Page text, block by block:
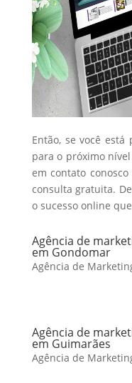
Então, se você
para o próximo
em contato
consulta gratuita.
o sucesso online
Agência de
em Gondomar
Agência de
Agência de
em Guimarães
Agência de